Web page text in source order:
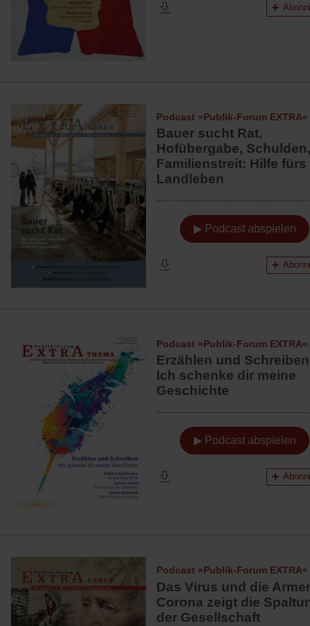
Podcast »Publik-Forum EXTRA«
Bauer sucht Rat.
Hofübergabe, Schulden,
Familienstreit: Hilfe fürs
Landleben
▶ Podcast abspielen
Podcast »Publik-Forum EXTRA«
Erzählen und
Ich schenke dir meine
Geschichte
▶ Podcast abspielen
Podcast »Publik-Forum EXTRA«
Das Virus und die
Corona zeigt die
der Gesellschaft